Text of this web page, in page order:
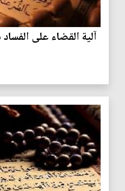
آلية القضاء على